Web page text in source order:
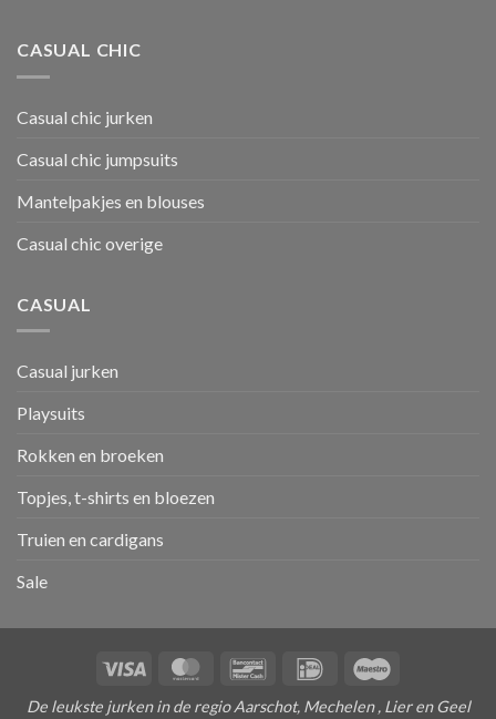
CASUAL CHIC
Casual chic jurken
Casual chic jumpsuits
Mantelpakjes en blouses
Casual chic overige
CASUAL
Casual jurken
Playsuits
Rokken en broeken
Topjes, t-shirts en bloezen
Truien en cardigans
Sale
Visa MasterCardBancontactIDeal
De leukste jurken in de regio Aarschot, Mechelen , Lier en Geel